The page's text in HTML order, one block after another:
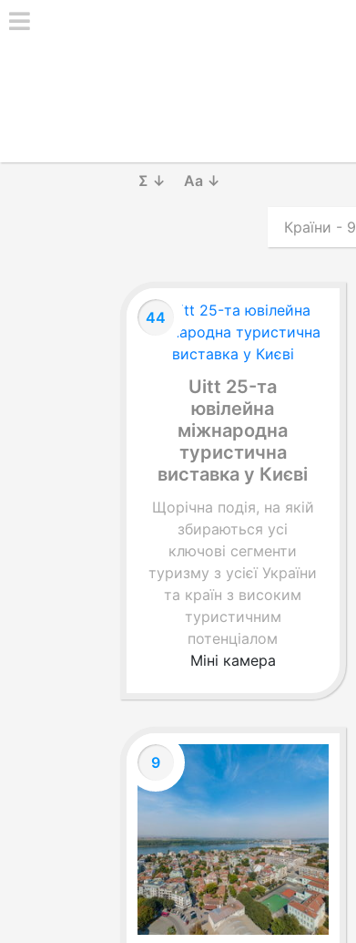
Σ ↓ Aa ↓
Країни - 9
Uitt 25-та
ювілейна
міжнародна
туристична
виставка у Києві
44
Щорічна подія, на якій
збираються усі
ключові сегменти
туризму з усієї України
та країн з високим
туристичним
потенціалом
Міні камера
9